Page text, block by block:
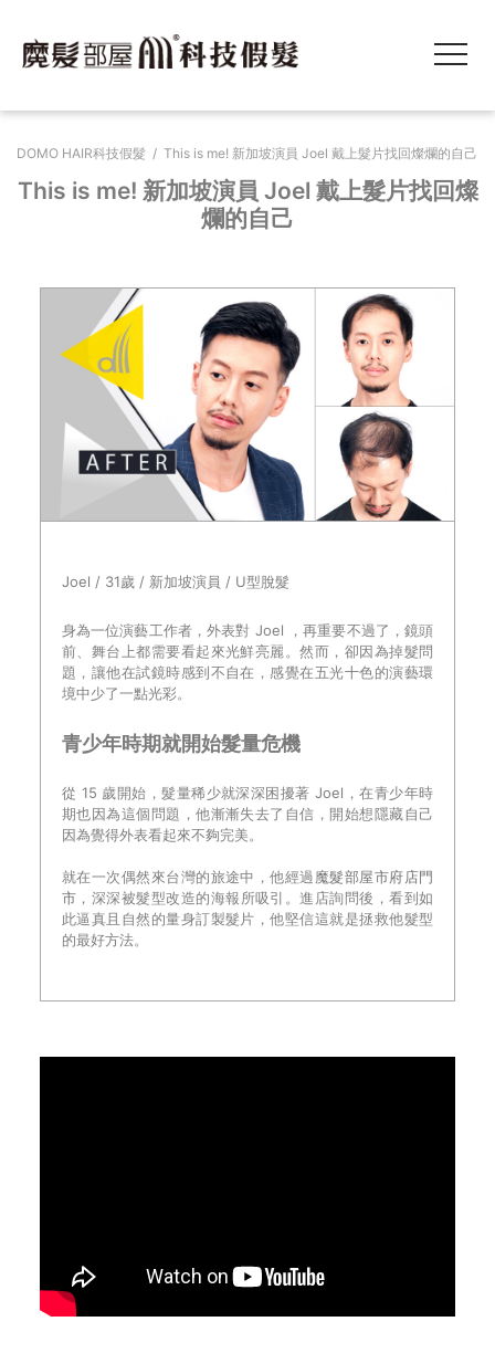
DOMO HAIR科技假髮 / This is me! 新加坡演員 Joel 戴上髮片找回燦爛的自己
This is me! 新加坡演員 Joel 戴上髮片找回燦
爛的自己
Joel / 31歲 / 新加坡演員 / U型脫髮
身為一位演藝工作者，外表對 Joel ，再重要不過了，鏡頭
前、舞台上都需要看起來光鮮亮麗。然而，卻因為掉髮問
題，讓他在試鏡時感到不自在，感覺在五光十色的演藝環
境中少了一點光彩。
青少年時期就開始髮量危機
從 15 歲開始，髮量稀少就深深困擾著 Joel，在青少年時
期也因為這個問題，他漸漸失去了自信，開始想隱藏自己
因為覺得外表看起來不夠完美。
就在一次偶然來台灣的旅途中，他經過魔髮部屋市府店門
市 ，深深被髮型改造的海報所吸引。進店詢問後，看到如
此逼真且自然的量身訂製髮片，他堅信這就是拯救他髮型
的最好方法。